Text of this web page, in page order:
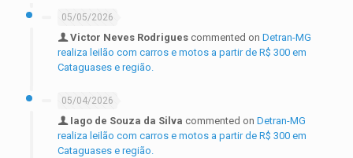
05/05/2026
Victor Neves Rodrigues commented on Detran-MG
realiza leilão com carros e motos a partir de R$ 300 em
Cataguases e região.
05/04/2026
Iago de Souza da Silva commented on Detran-MG
realiza leilão com carros e motos a partir de R$ 300 em
Cataguases e região.